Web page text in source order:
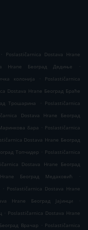
.
Poslastičarnica Dostava Hrane
Hrane Београд Дедиње
.
колонија
.
Poslastičarnica
Dostava Hrane Београд Браће
Трошарина . Poslastičarnica
Dostava Hrane Београд
бара . Poslastičarnica
Dostava Hrane Београд
Топчидер . Poslastičarnica
Dostava Hrane Београд
Београд Медаковић
.
. Poslastičarnica Dostava Hrane
Hrane Београд Јајинци
.
. Poslastičarnica Dostava Hrane
Врачар . Poslastičarnica